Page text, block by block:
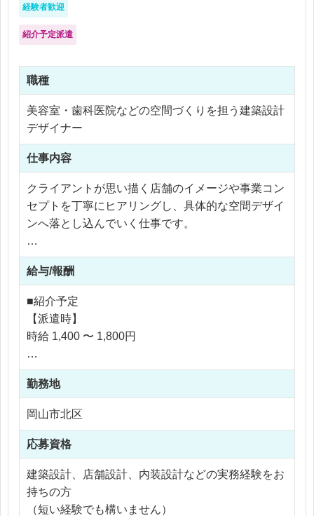
・企画書、見積書などの作成
・イベント当日の運営、進行サポート
・新規案件の掘り起こし、提案活動
【この仕事の魅力】
この仕事の面白さは、決まった商材を売るのではな
く、クライアントの要望に合わせて提案内容を自由
に組み立てられることです。
テレビCMだけではなく、イベント、Web、映像、
配信、広告、ラッピング広告など、さまざまな手法
を組み合わせながら、企業や自治体の「伝えたいこ
また、岡山の地元企業や自治体と関わる機会も多
く、地域のイベントやプロモーションに携われるこ
とも大きなやりがいです。
自分が関わった企画が実際に街の中で形になり、多
くの人の目に触れる。そんな手応えを感じられる仕
事です。
経験者歓迎
紹介予定派遣
職種
美容室・歯科医院などの空間づくりを担う建築設計
デザイナー
仕事内容
クライアントが思い描く店舗のイメージや事業コン
セプトを丁寧にヒアリングし、具体的な空間デザイ
ンへ落とし込んでいく仕事です。
具体的には、次のような業務を担当します。
【担当業務】
・クライアントとの打ち合わせ、要望のヒアリング
・店舗コンセプトやデザイン方針の企画
・内装の配色、素材、照明、家具、什器などの選
定・提案
・お客様、患者様、スタッフの動線を考慮した空間
設計
・施工担当者や協力会社との打ち合わせ、調整
・設計意図の共有や完成までの進行確認
・ロゴ、サイン、販促物などのブランディングに関
する提案
給与/報酬
■紹介予定
【派遣時】
時給 1,400 〜 1,800円
【社員化時】
年収 4,000,000 〜 5,000,000円
※交通費支給
※残業代全額支給
※残業40時間以内
勤務地
岡山市北区
応募資格
建築設計、店舗設計、内装設計などの実務経験をお
持ちの方
（短い経験でも構いません）